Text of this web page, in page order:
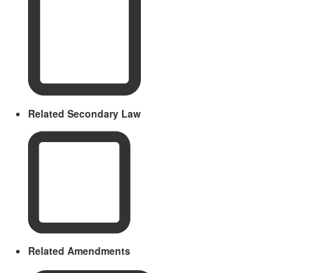
Related Secondary Law
Related Amendments